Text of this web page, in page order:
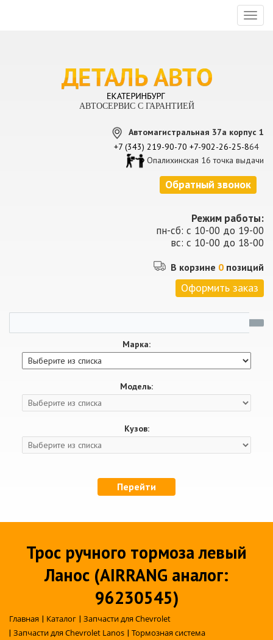
АВТОСЕРВИС С ГАРАНТИЕЙ
Автомагистральная 37а корпус 1
+7 (343) 219-90-70 +7-902-26-25-864
Опалихинская 16 точка выдачи
Обратный звонок
Режим работы:
пн-сб: с 10-00 до 19-00
вс: с 10-00 до 18-00
В корзине 0 позиций
Оформить заказ
Марка:
Модель:
Кузов:
Перейти
Трос ручного тормоза левый
Ланос (AIRRANG аналог:
96230545)
Главная | Каталог | Запчасти для Chevrolet
| Запчасти для Chevrolet Lanos | Тормозная система